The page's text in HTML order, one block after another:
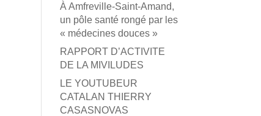
À Amfreville-Saint-Amand,
un pôle santé rongé par les
« médecines douces »
RAPPORT D’ACTIVITE
DE LA MIVILUDES
LE YOUTUBEUR
CATALAN THIERRY
CASASNOVAS